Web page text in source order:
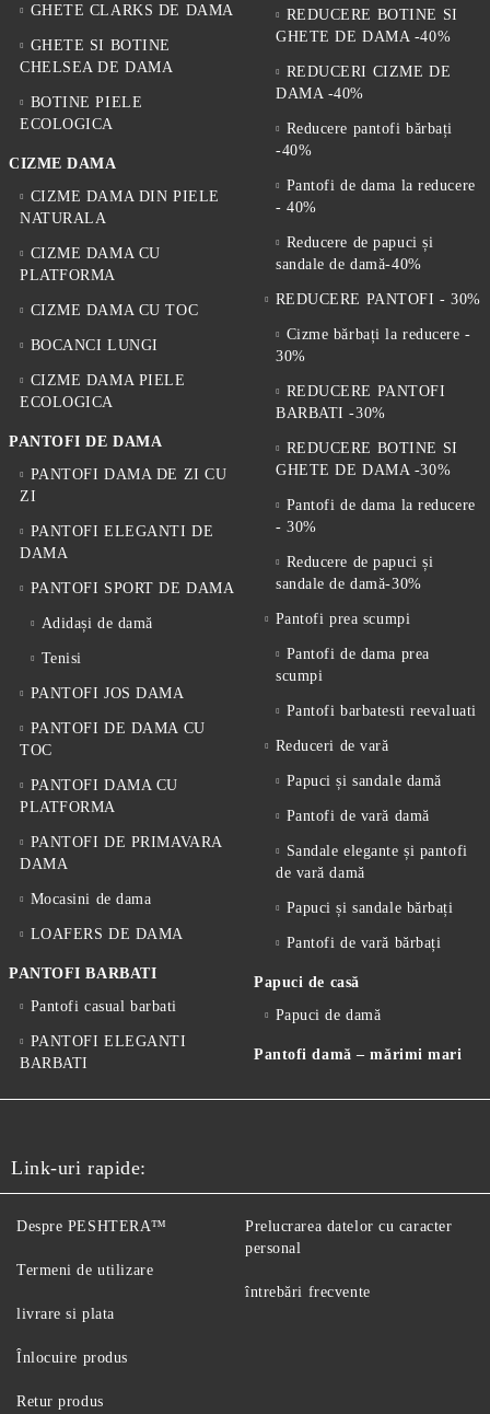
GHETE CLARKS DE DAMA
GHETE SI BOTINE
CHELSEA DE DAMA
BOTINE PIELE
ECOLOGICA
CIZME DAMA
CIZME DAMA DIN PIELE
NATURALA
CIZME DAMA CU
PLATFORMA
CIZME DAMA CU TOC
BOCANCI LUNGI
CIZME DAMA PIELE
ECOLOGICA
PANTOFI DE DAMA
PANTOFI DAMA DE ZI CU
ZI
PANTOFI ELEGANTI DE
DAMA
PANTOFI SPORT DE DAMA
Adidași de damă
Tenisi
PANTOFI JOS DAMA
PANTOFI DE DAMA CU
TOC
PANTOFI DAMA CU
PLATFORMA
PANTOFI DE PRIMAVARA
DAMA
Mocasini de dama
LOAFERS DE DAMA
PANTOFI BARBATI
Pantofi casual barbati
PANTOFI ELEGANTI
BARBATI
REDUCERE BOTINE SI
GHETE DE DAMA -40%
REDUCERI CIZME DE
DAMA -40%
Reducere pantofi bărbați
-40%
Pantofi de dama la reducere
- 40%
Reducere de papuci și
sandale de damă-40%
REDUCERE PANTOFI - 30%
Cizme bărbați la reducere -
30%
REDUCERE PANTOFI
BARBATI -30%
REDUCERE BOTINE SI
GHETE DE DAMA -30%
Pantofi de dama la reducere
- 30%
Reducere de papuci și
sandale de damă-30%
Pantofi prea scumpi
Pantofi de dama prea
scumpi
Pantofi barbatesti reevaluati
Reduceri de vară
Papuci și sandale damă
Pantofi de vară damă
Sandale elegante și pantofi
de vară damă
Papuci și sandale bărbați
Pantofi de vară bărbați
Papuci de casă
Papuci de damă
Pantofi damă – mărimi mari
Link-uri rapide:
Despre PESHTERA™
Termeni de utilizare
livrare si plata
Înlocuire produs
Retur produs
Prelucrarea datelor cu caracter
personal
întrebări frecvente